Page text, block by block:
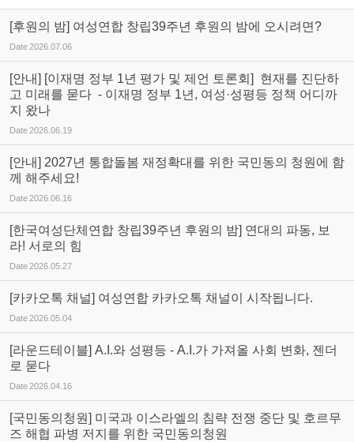
[후원의 밤] 여성연합 창립39주년 후원의 밤에 오시려면?
Date2026.07.06
[안내] [이재명 정부 1년 평가 및 제언 토론회] 현재를 진단하
고 미래를 묻다 - 이재명 정부 1년, 여성·성평등 정책 어디까
지 왔나
Date2026.06.19
[안내] 2027년 통합돌봄 재정확대를 위한 국민동의 청원에 함
께 해주세요!
Date2026.06.16
[한국여성단체연합 창립39주년 후원의 밤] 연대의 파동, 보
라! 서로의 힘
Date2026.05.27
[카카오톡 채널] 여성연합 카카오톡 채널이 시작됩니다.
Date2026.05.04
[라운드테이블] A.I.와 성평등 - A.I.가 가져올 사회 변화, 젠더
로 묻다
Date2026.04.16
[국민동의청원] 미국과 이스라엘의 침략 전쟁 중단 및 호르무
즈 해협 파병 저지를 위한 국민동의청원